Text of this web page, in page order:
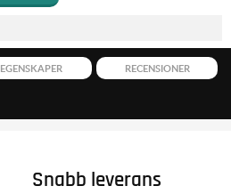
EGENSKAPER RECENSIONER
Snabb leverans